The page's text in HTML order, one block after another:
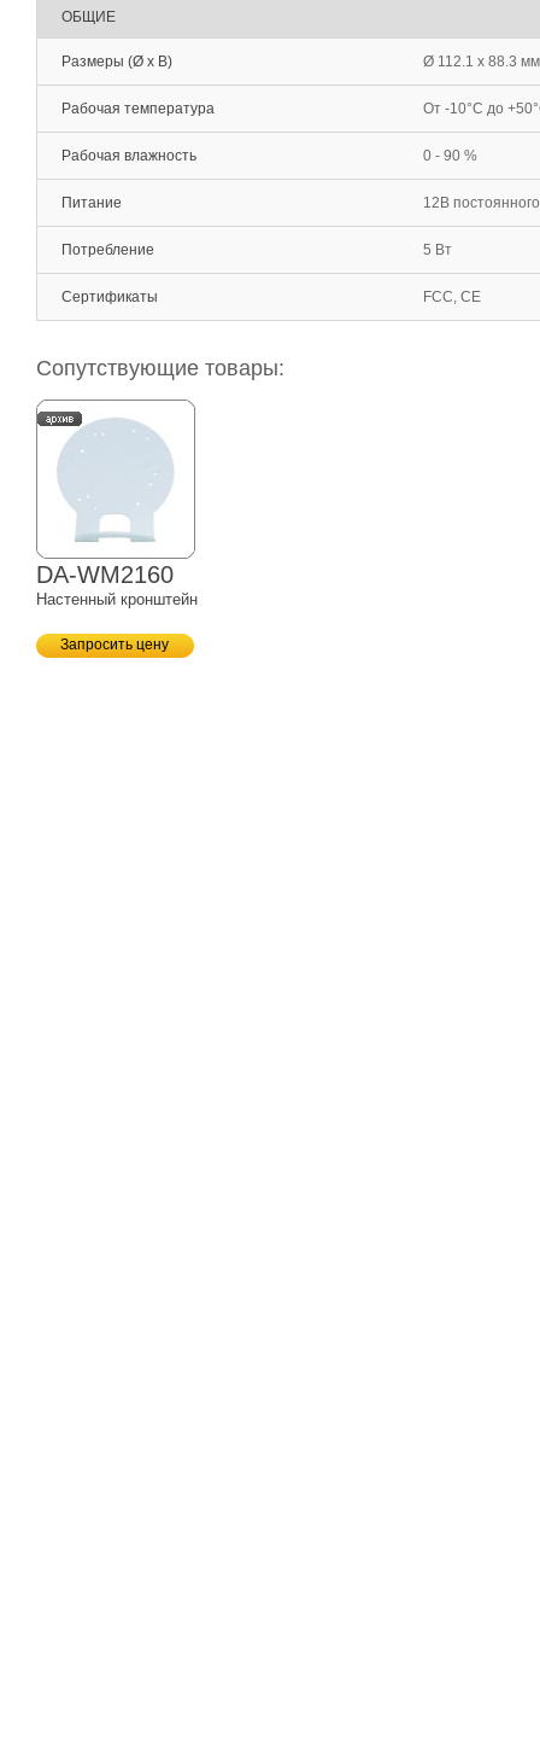
ОБЩИЕ
Размеры (Ø x В) Ø 112.1 x 88.3 мм
Рабочая температура От -10°С до
Рабочая влажность 0 - 90 %
Питание 12В
Потребление 5 Вт
Сертификаты FCC, CE
Сопутствующие товары:
DA-WM2160
Настенный кронштейн
Запросить цену